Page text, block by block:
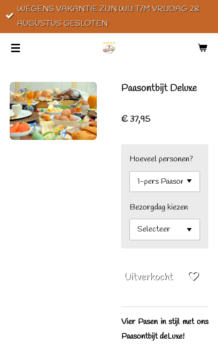
Ga
direct
de
WEGENS VAKANTIE ZIJN WIJ T/M VRIJDAG 28
AUGUSTUS GESLOTEN
Paasontbijt Deluxe
€ 37,95
Hoeveel personen?
Bezorgdag kiezen
Uitverkocht
Vier Pa­sen in stijl met ons
Paas­ont­bijt deLuxe!